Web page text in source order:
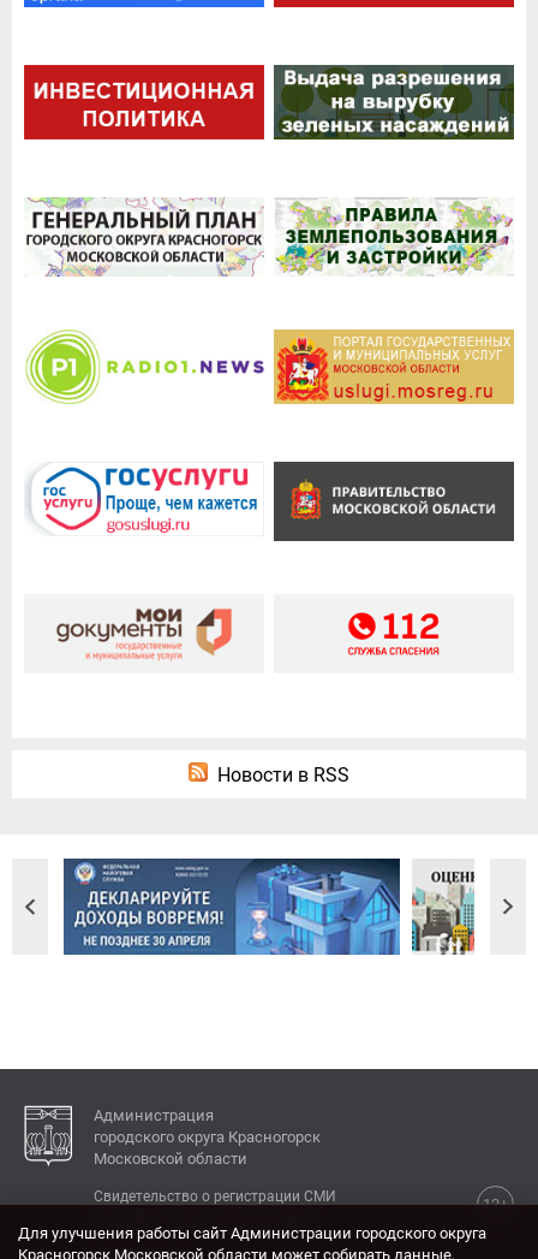
Новости в RSS
Администрация
городского округа Красногорск
Московской области
12+
Свидетельство о регистрации СМИ
Для улучшения работы сайт Администрации городского округа
Красногорск Московской области может собирать данные,